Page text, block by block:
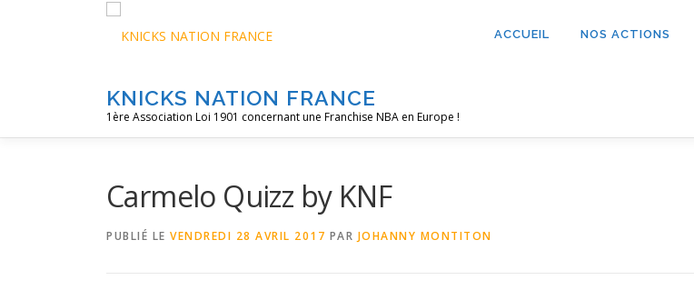
KNICKS NATION FRANCE
1ère Association Loi 1901 concernant une Franchise NBA en Europe !
ACCUEIL NOS ACTIONS
Carmelo Quizz by KNF
PUBLIÉ LE VENDREDI 28 AVRIL 2017 PAR JOHANNY MONTITON